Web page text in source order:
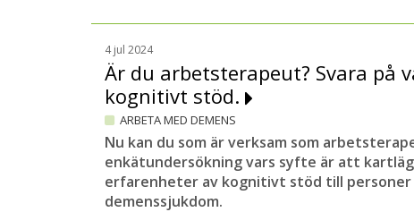
4 jul 2024
Är du arbetsterapeut? Svara på
kognitivt stöd.
ARBETA MED DEMENS
Nu kan du som är verksam som
enkätundersökning vars syfte är att
erfarenheter av kognitivt stöd till personer
demenssjukdom.